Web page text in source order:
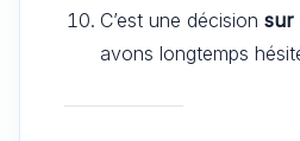
C’est une décision sur
avons longtemps